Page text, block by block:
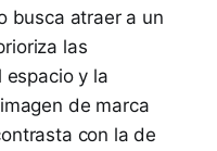
busca atraer a un
las
espacio y la
de marca
con la de